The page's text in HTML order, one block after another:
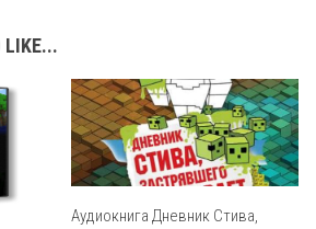
LIKE...
Аудиокнига Дневник Стива,